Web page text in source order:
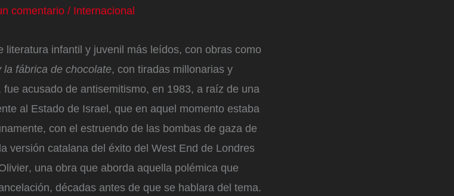
comentario / Internacional
literatura infantil y juvenil más leídos, con obras como
la fábrica de chocolate, con tiradas millonarias y
acusado de antisemitismo, en 1983, a raíz de una
al Estado de Israel, que en aquel momento estaba
con el estruendo de las bombas de gaza de
versión catalana del éxito del West End de Londres
una obra que aborda aquella polémica que
décadas antes de que se hablara del tema.